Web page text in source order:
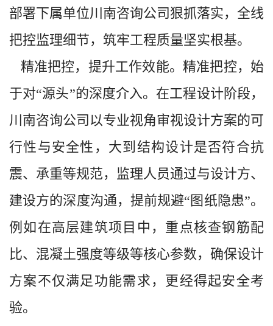
部署下属单位川南咨询公司狠抓落实，全线
把控监理细节，筑牢工程质量坚实根基。
精准把控，提升工作效能。精准把控，始
于对“源头”的深度介入。在工程设计阶段，
川南咨询公司以专业视角审视设计方案的可
行性与安全性，大到结构设计是否符合抗
震、承重等规范，监理人员通过与设计方、
建设方的深度沟通，提前规避“图纸隐患”。
例如在高层建筑项目中，重点核查钢筋配
比、混凝土强度等级等核心参数，确保设计
方案不仅满足功能需求，更经得起安全考
验。